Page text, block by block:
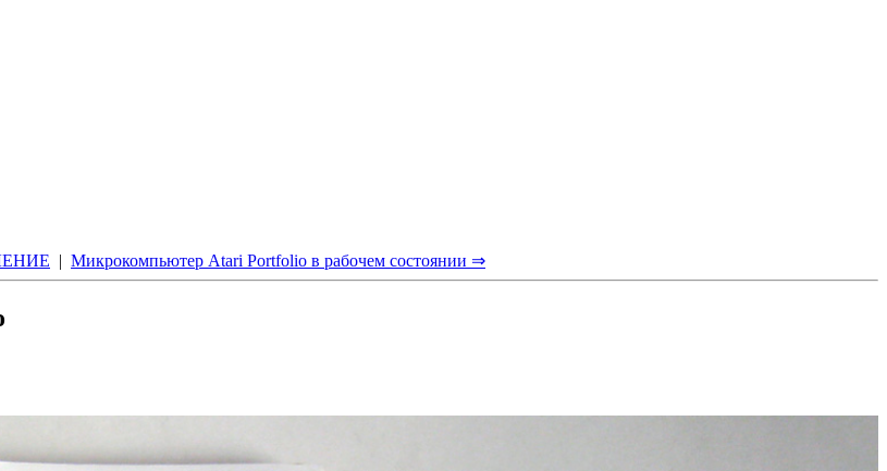
| Микрокомпьютер Atari Portfolio в рабочем состоянии ⇒